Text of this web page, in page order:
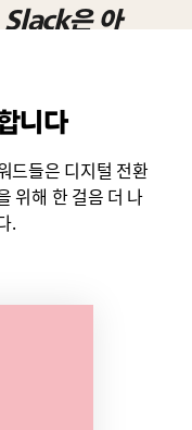
Slack은 아
를 공유할 수
있죠.”
Melissa
니다
드들은 디지털 전환
위해 한 걸음 더 나
.